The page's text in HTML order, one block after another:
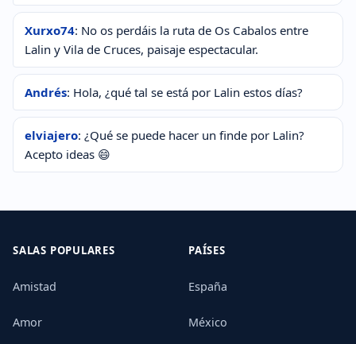
Xurxo74: No os perdáis la ruta de Os Cabalos entre
Lalin y Vila de Cruces, paisaje espectacular.
Andrés: Hola, ¿qué tal se está por Lalin estos días?
elviajero: ¿Qué se puede hacer un finde por Lalin?
Acepto ideas 😄
SALAS POPULARES
Amistad
Amor
PAÍSES
España
México